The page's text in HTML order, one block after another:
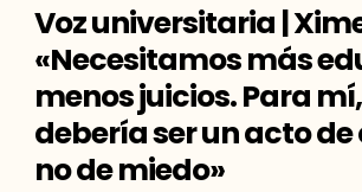
Voz universitaria |
«Necesitamos más
menos juicios. Para
debería ser un acto
no de miedo»